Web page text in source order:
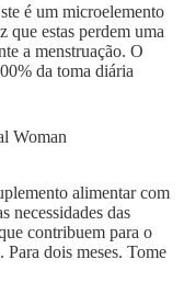
é um microelemento
que estas perdem uma
a menstruação. O
da toma diária
alimentar com
necessidades das
contribuem para o
dois meses. Tome